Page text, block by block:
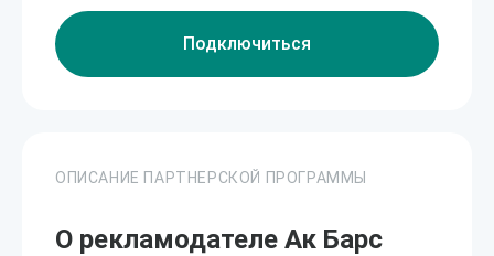
Подключиться
ОПИСАНИЕ ПАРТНЕРСКОЙ ПРОГРАММЫ
О рекламодателе Ак Барс